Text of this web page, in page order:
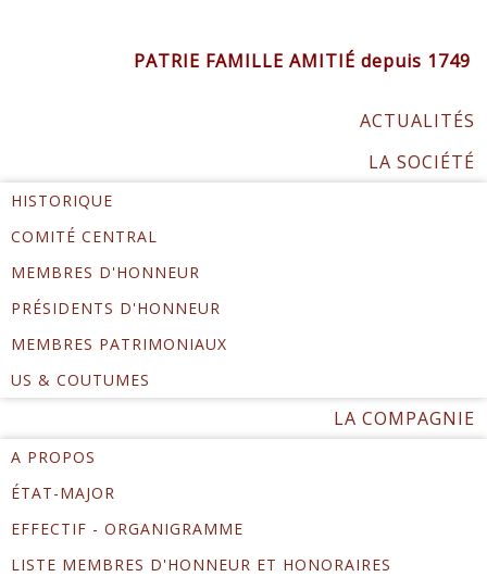
PATRIE FAMILLE AMITIÉ depuis 1749
ACTUALITÉS
LA SOCIÉTÉ
HISTORIQUE
COMITÉ CENTRAL
MEMBRES D'HONNEUR
PRÉSIDENTS D'HONNEUR
MEMBRES PATRIMONIAUX
US & COUTUMES
LA COMPAGNIE
A PROPOS
ÉTAT-MAJOR
EFFECTIF - ORGANIGRAMME
LISTE MEMBRES D'HONNEUR ET HONORAIRES